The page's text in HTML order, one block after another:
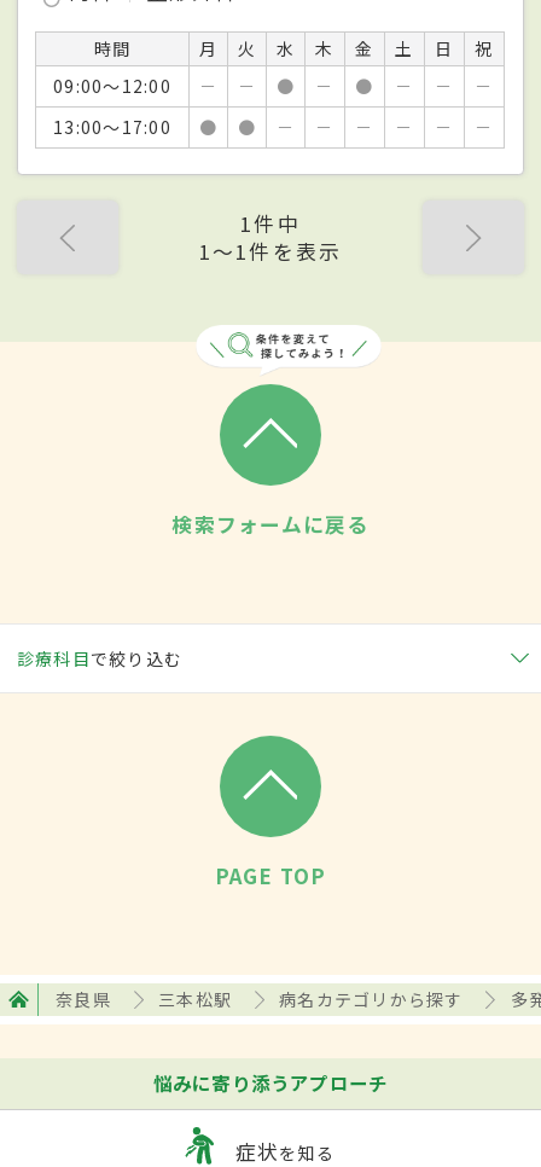
時間 月 火 水 木 金 土 日
祝
09:00～12:00
－ － ● － ● － －
－
13:00～17:00
● ● － － － － － －
1件中
1〜1件を表示
検索フォームに戻る
診療科目で絞り込む
PAGE TOP
奈良県 三本松駅 病名カテゴリから探す 多
悩みに寄り添うアプローチ
症状を知る